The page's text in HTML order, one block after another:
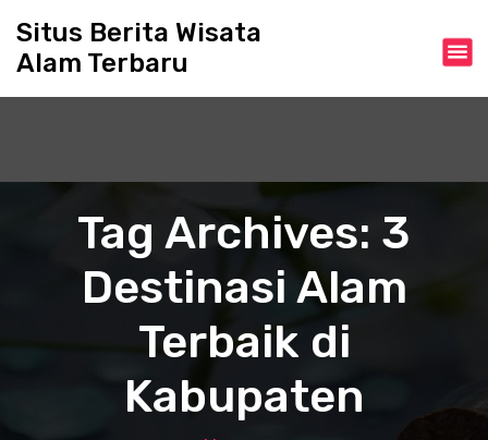
o
Situs Berita Wisata
Alam Terbaru
Tag Archives: 3
Destinasi Alam
Terbaik di
Kabupaten